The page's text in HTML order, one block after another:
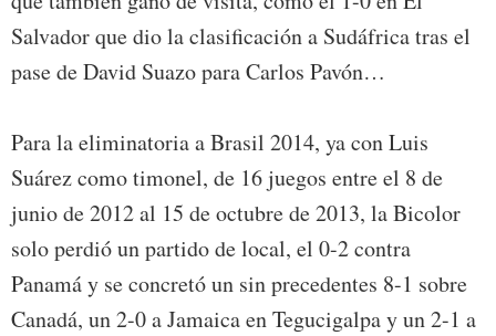
Salvador que dio la clasificación a Sudáfrica tras el
pase de David Suazo para Carlos Pavón…
Para la eliminatoria a Brasil 2014, ya con Luis
Suárez como timonel, de 16 juegos entre el 8 de
junio de 2012 al 15 de octubre de 2013, la Bicolor
solo perdió un partido de local, el 0-2 contra
Panamá y se concretó un sin precedentes 8-1 sobre
Canadá, un 2-0 a Jamaica en Tegucigalpa y un 2-1 a